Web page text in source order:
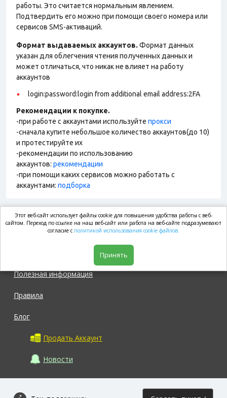
работы. Это считается нормальным явлением.
Подтвердить его можно при помощи своего номера или
сервисов SMS-активаций.
Формат выдаваемых аккаунтов. Формат данных
указан для облегчения чтения полученных данных и
может отличаться, что никак не влияет на работу
аккаунтов
login:password:login from additional email address:2FA
Рекомендации к покупке.
-при работе с аккаунтами используйте прокси
-сначала купите небольшое количество аккаунтов(до 10)
и протестируйте их
-рекомендации по использованию
аккаунтов: рекомендации
-при помощи каких сервисов можно работать с
аккаунтами: подборка
market.com
Полезная информация
Правила
Блог
Продать Аккаунт
Новости
Этот веб-сайт использует файлы cookie для повышения удобства работы с веб-
сайтом. Переход по ссылке на наш веб-сайт или работа на веб-сайте подразумевают
согласие с политикой использования cookie файлов.
Принять